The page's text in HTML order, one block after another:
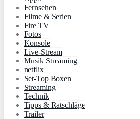
Fernsehen
Filme & Serien
Fire TV
Fotos
Konsole
Live-Stream
Musik Streaming
netflix
Set-Top Boxen
Streaming
Technik
Tipps & Ratschläge
Trailer